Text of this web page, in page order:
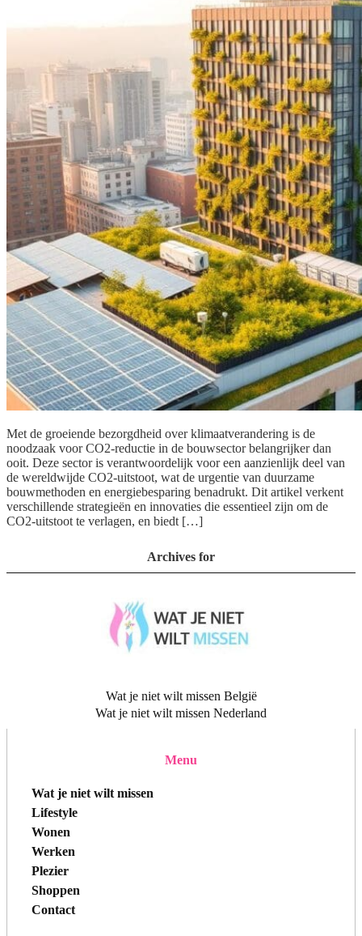
Met de groeiende bezorgdheid over klimaatverandering is de
noodzaak voor CO2-reductie in de bouwsector belangrijker dan
ooit. Deze sector is verantwoordelijk voor een aanzienlijk deel van
de wereldwijde CO2-uitstoot, wat de urgentie van duurzame
bouwmethoden en energiebesparing benadrukt. Dit artikel verkent
verschillende strategieën en innovaties die essentieel zijn om de
CO2-uitstoot te verlagen, en biedt […]
Archives for
Wat je niet wilt missen België
Wat je niet wilt missen Nederland
Menu
Wat je niet wilt missen
Lifestyle
Wonen
Werken
Plezier
Shoppen
Contact